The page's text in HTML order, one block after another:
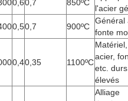
0,60,7 850ºC
l'acier
0,50,7 900ºC
Général
fonte
0,40,35 1100ºC
Matériel,
acier,
etc. durs
élevés
Alliage